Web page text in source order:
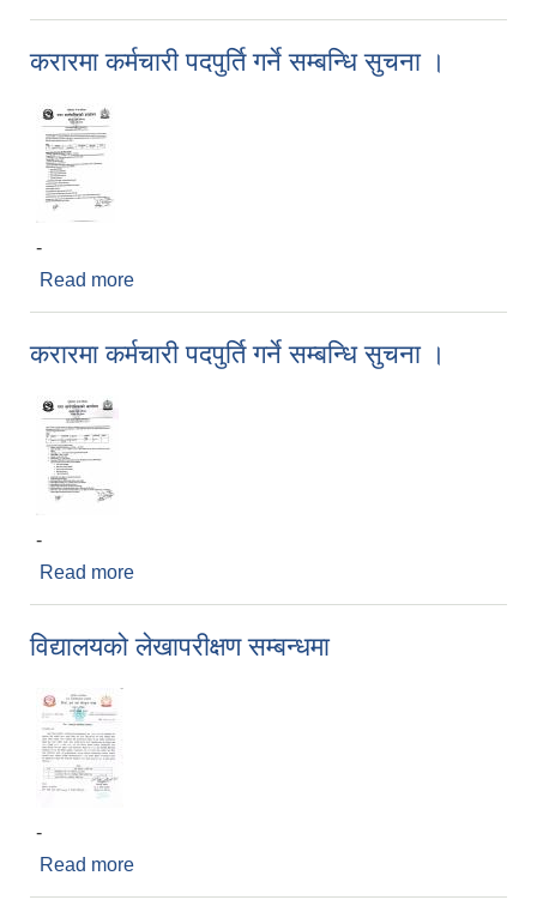
करारमा ‌कर्मचारी ‌पदपुर्ति गर्ने सम्बन्धि सुचना ।
-
Read more
करारमा ‌कर्मचारी ‌पदपुर्ति गर्ने सम्बन्धि सुचना ।
-
Read more
विद्यालयको लेखापरीक्षण सम्बन्धमा
-
Read more